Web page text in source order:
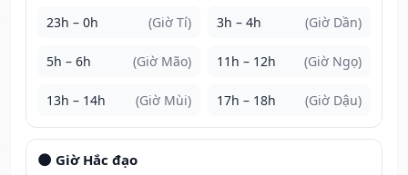
23h – 0h (Giờ Tí) 3h – 4h (Giờ Dần)
5h – 6h (Giờ Mão) 11h – 12h (Giờ Ngọ)
13h – 14h (Giờ Mùi) 17h – 18h (Giờ Dậu)
🌑 Giờ Hắc đạo